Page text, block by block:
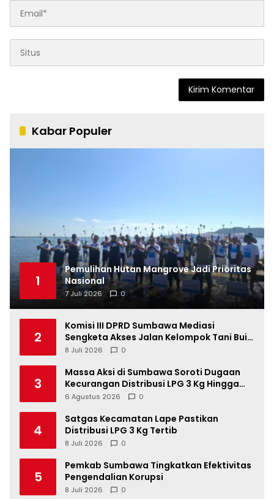
Kabar Populer
1
Pemulihan Hutan Mangrove Jadi Prioritas
Nasional
7 Juli 2026 0
2
Komisi III DPRD Sumbawa Mediasi
Sengketa Akses Jalan Kelompok Tani Buin
Dua
8 Juli 2026 0
3
Massa Aksi di Sumbawa Soroti Dugaan
Kecurangan Distribusi LPG 3 Kg Hingga
Pangkalan Fiktif
6 Agustus 2026 0
4
Satgas Kecamatan Lape Pastikan
Distribusi LPG 3 Kg Tertib
8 Juli 2026 0
5
Pemkab Sumbawa Tingkatkan Efektivitas
Pengendalian Korupsi
8 Juli 2026 0